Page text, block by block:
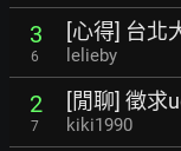
3
6
[心得] 台北
lelieby
2
7
[閒聊] 徵求
kiki1990